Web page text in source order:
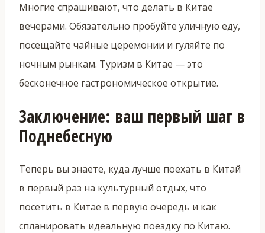
Многие спрашивают, что делать в Китае
вечерами. Обязательно пробуйте уличную еду,
посещайте чайные церемонии и гуляйте по
ночным рынкам. Туризм в Китае — это
бесконечное гастрономическое открытие.
Заключение: ваш первый шаг в
Поднебесную
Теперь вы знаете, куда лучше поехать в Китай
в первый раз на культурный отдых, что
посетить в Китае в первую очередь и как
спланировать идеальную поездку по Китаю.